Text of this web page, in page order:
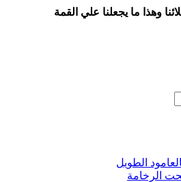
وهذا ما يجعلنا علي القمة
الطويل
الرخامة